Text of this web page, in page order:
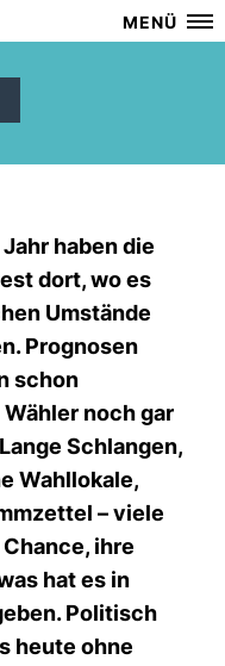
MENÜ
haben die
dort, wo es
Umstände
Prognosen
schon
noch gar
Schlangen,
Wahllokale,
– viele
ihre
hat es in
Politisch
heute ohne